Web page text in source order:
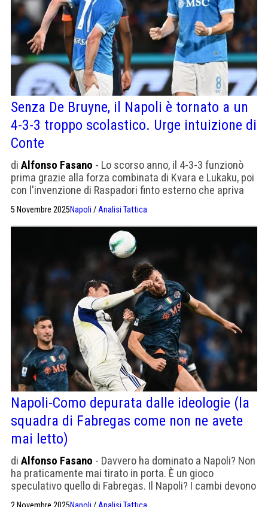
Senza De Bruyne, il Napoli è tornato a un
4-3-3 troppo scolastico. Urge intuizione di
Conte
di Alfonso Fasano - Lo scorso anno, il 4-3-3 funzionò
prima grazie alla forza combinata di Kvara e Lukaku, poi
con l'invenzione di Raspadori finto esterno che apriva
5 Novembre 2025Napoli /Analisi Tattica
Napoli-Como depurata dalle ideologie (la
squadra di Fabregas come non ne avete
mai letto)
di Alfonso Fasano - Davvero ha dominato a Napoli? Non
ha praticamente mai tirato in porta. È un gioco
speculativo quello di Fabregas. Il Napoli? I cambi devono